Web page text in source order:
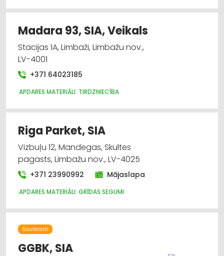
Madara 93, SIA, Veikals
Stacijas 1A, Limbaži, Limbažu nov.,
LV-4001
+371 64023185
APDARES MATERIĀLI: TIRDZNIECĪBA
Riga Parket, SIA
Vizbuļu 12, Mandegas, Skultes
pagasts, Limbažu nov., LV-4025
+371 23990992 Mājaslapa
APDARES MATERIĀLI: GRĪDAS SEGUMI
Saulkrasti
GGBK, SIA